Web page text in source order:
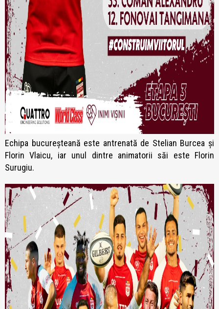
Echipa bucureșteană este antrenată de Stelian Burcea și
Florin Vlaicu, iar unul dintre animatorii săi este Florin
Surugiu.